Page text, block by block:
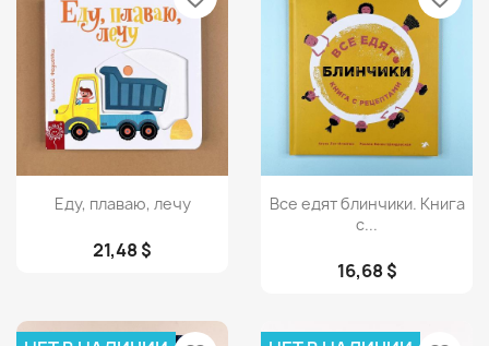
 Просмотр
Еду, плаваю, лечу
21,48 $
Просмотр
Все едят блинчики. Книга
с...
16,68 $